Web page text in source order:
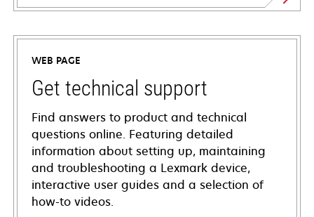
WEB PAGE
Get technical support
Find answers to product and technical
questions online. Featuring detailed
information about setting up, maintaining
and troubleshooting a Lexmark device,
interactive user guides and a selection of
how-to videos.